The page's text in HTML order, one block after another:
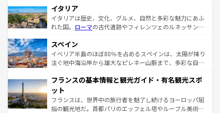
イタリア
イタリアは歴史、文化、グルメ、自然と多彩な魅力にあふ
れた国。 ローマの古代遺跡やフィレンツェのルネッサンス
ろん、トスカーナの美しい田園風景やアマルフィ海岸の絶
景など、自然景観も見逃せない。観光の合間には、本場の
ピザやパスタなど、絶品のイタリア料理を堪能することも
ませてくれるイタリアで、忘れられない旅をしてみよう！
なお、新着のイタリア情報は
しい。
スペイン
イベリア半島のほぼ80％を占めるスペインは、太陽が降り
注ぐ地中海沿岸から雄大なピレネー山脈まで、多彩な自然
文化が根付くこの国では、情熱的なフラメンコ、熱気あふ
れる闘牛、そして美味しいタパスが生活の一部となってい
る。首都マドリードの洗練された雰囲気や、バルセロナの
アートに溢れた街角から、地方では古代ローマ遺跡や中世
フランスの基本情報と観光ガイド・有名観光スポ
ット
フランスは、世界中の旅行者を魅了し続けるヨーロッパ屈
指の観光地だ。首都パリのエッフェル塔やルーブル美術館